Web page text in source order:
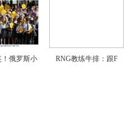
俄罗斯小 RNG教练牛排：跟F